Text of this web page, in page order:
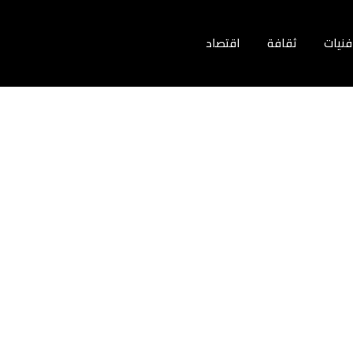
فنيات ثقافة اقتصاد